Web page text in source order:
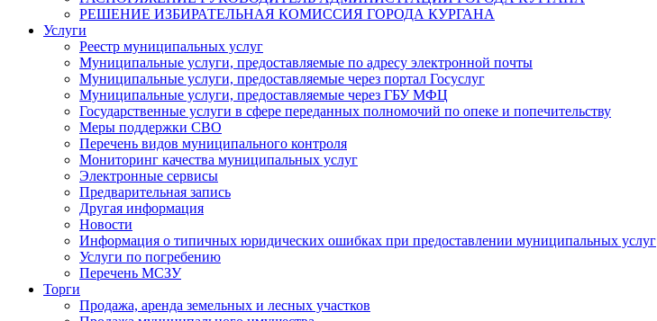
РЕШЕНИЕ ИЗБИРАТЕЛЬНАЯ КОМИССИЯ ГОРОДА КУРГАНА
Услуги
Реестр муниципальных услуг
Муниципальные услуги, предоставляемые по адресу электронной почты
Муниципальные услуги, предоставляемые через портал Госуслуг
Муниципальные услуги, предоставляемые через ГБУ МФЦ
Государственные услуги в сфере переданных полномочий по опеке и попечительству
Меры поддержки СВО
Перечень видов муниципального контроля
Мониторинг качества муниципальных услуг
Электронные сервисы
Предварительная запись
Другая информация
Новости
Информация о типичных юридических ошибках при предоставлении муниципальных услуг
Услуги по погребению
Перечень МСЗУ
Торги
Продажа, аренда земельных и лесных участков